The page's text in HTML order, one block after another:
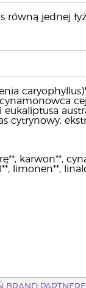
równą jednej
cytrynowy,
karwon**,
limonen**,